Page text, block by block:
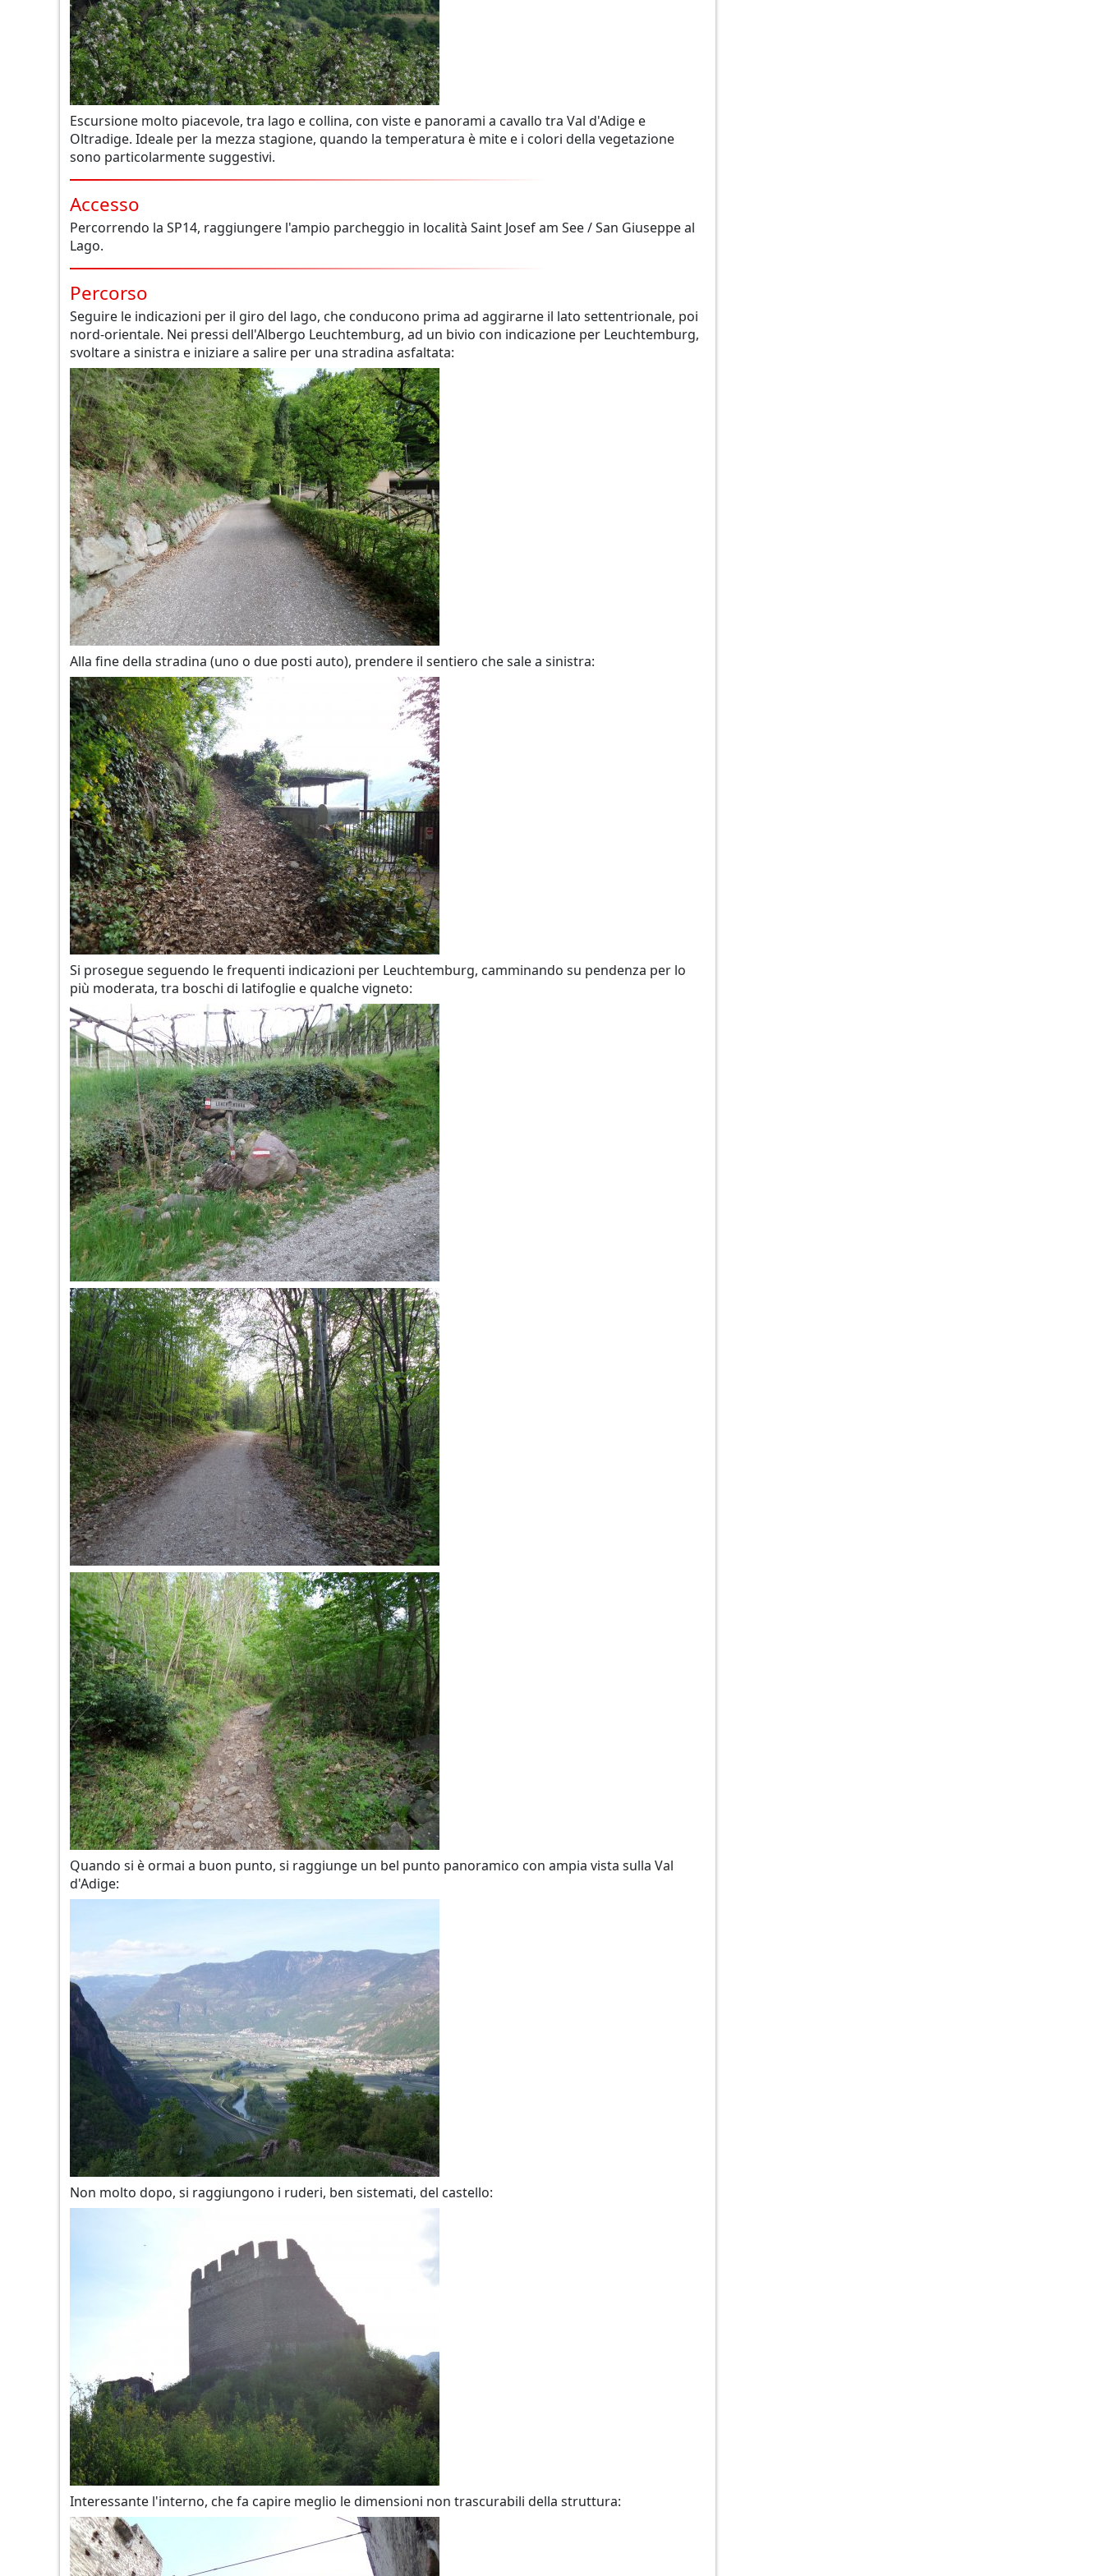
Escursione molto piacevole, tra lago e collina, con viste e panorami a cavallo tra Val d'Adige e
Oltradige. Ideale per la mezza stagione, quando la temperatura è mite e i colori della vegetazione
sono particolarmente suggestivi.
Accesso
Percorrendo la SP14, raggiungere l'ampio parcheggio in località Saint Josef am See / San Giuseppe al
Lago.
Percorso
Seguire le indicazioni per il giro del lago, che conducono prima ad aggirarne il lato settentrionale, poi
nord-orientale. Nei pressi dell'Albergo Leuchtemburg, ad un bivio con indicazione per Leuchtemburg,
svoltare a sinistra e iniziare a salire per una stradina asfaltata:
Alla fine della stradina (uno o due posti auto), prendere il sentiero che sale a sinistra:
Si prosegue seguendo le frequenti indicazioni per Leuchtemburg, camminando su pendenza per lo
più moderata, tra boschi di latifoglie e qualche vigneto:
Quando si è ormai a buon punto, si raggiunge un bel punto panoramico con ampia vista sulla Val
d'Adige:
Non molto dopo, si raggiungono i ruderi, ben sistemati, del castello:
Interessante l'interno, che fa capire meglio le dimensioni non trascurabili della struttura: